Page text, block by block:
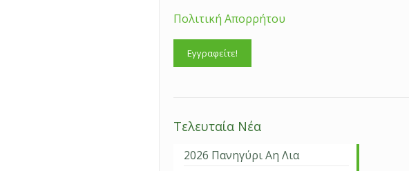
Πολιτική Απορρήτου
Τελευταία Νέα
2026 Πανηγύρι Αη Λια